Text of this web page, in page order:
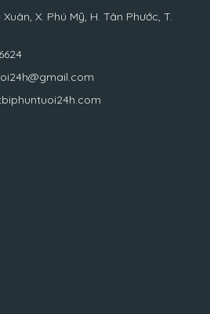
Xuân, X. Phú Mỹ, H. Tân Phước, T.